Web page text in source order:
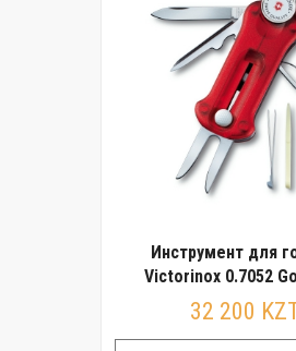
Инструмент для
Victorinox 0.7052
32 200